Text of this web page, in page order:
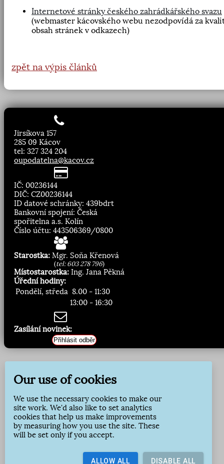
Internetové stránky českého zahrádkářského svazu
(webmaster kácovského webu nezodpovídá za
obsah stránek v odkazech)
zpět na výpis článků
Jirsíkova 157
285 09 Kácov
tel: 327 324 204
oupodatelna@kacov.cz
IČ: 00236144
DIČ: CZ00236144
ID datové schránky: 439bdrt
Bankovní spojení: Česká
spořitelna a.s. Kolín
Číslo účtu: 443506369/0800
Starostka: Mgr. Soňa Křenová
(tel: 603 278 796)
Místostarostka: Ing. Jana Pěkná
Úřední hodiny:
Pondělí, středa 8.00 - 11:30
13:00 - 16:30
Zasílání novinek:
Přihlásit odběr
Our use of cookies
We use the necessary cookies to make our
site work. We'd also like to set analytics
cookies that help us make improvements
by measuring how you use the site. These
will be set only if you accept.
ALLOW ALL DISABLE ALL